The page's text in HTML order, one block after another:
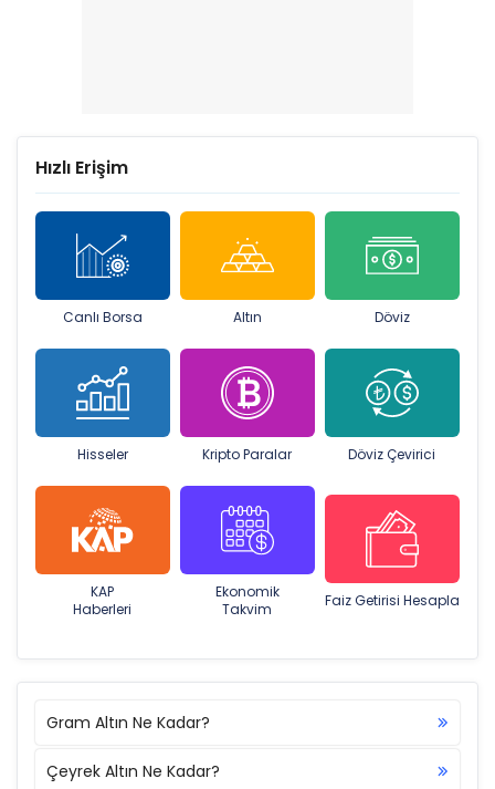
Hızlı Erişim
Canlı Borsa Altın Döviz
Hisseler Kripto Paralar Döviz Çevirici
KAP
Haberleri
Ekonomik
Takvim
Faiz Getirisi Hesapla
Gram Altın Ne Kadar?
Çeyrek Altın Ne Kadar?